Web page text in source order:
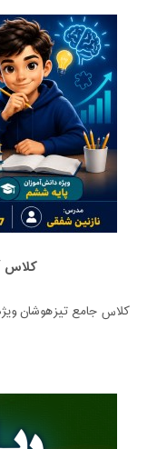
کلاس
کلاس جامع تیزهوشان